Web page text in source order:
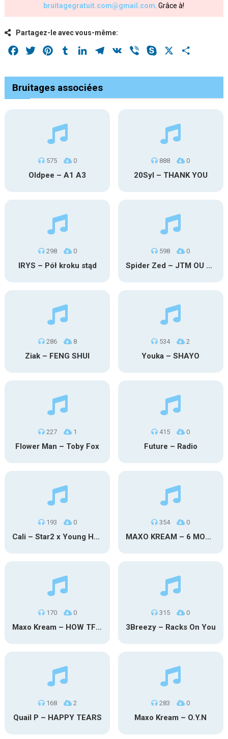
bruitagegratuit.com@gmail.com . Grâce à!
Partagez-le avec vous-même:
Facebook
Twitter PinterestTumblrLinkedInTelegram
VK Viber Skype
Bruitages associées
575 0
Oldpee – A1 A3
888 0
20Syl – THANK YOU
298 0
IRYS – Pół kroku stąd
598 0
Spider Zed – JTM OU TG
286 8
Ziak – FENG SHUI
534 2
Youka – SHAYO
227 1
Flower Man – Toby Fox
415 0
Future – Radio
193 0
Cali – Star2 x Young Henny
354 0
MAXO KREAM – 6 MONTHS CLEAN
170 0
Maxo Kream – HOW TF I’M LUCKY
315 0
3Breezy – Racks On You
168 2
Quail P – HAPPY TEARS
283 0
Maxo Kream – O.Y.N